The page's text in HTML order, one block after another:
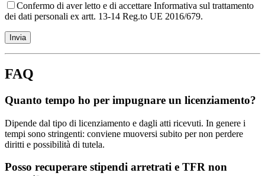
Confermo di aver letto e di accettare Informativa sul trattamento
dei dati personali ex artt. 13-14 Reg.to UE 2016/679.
FAQ
Quanto tempo ho per impugnare un licenziamento?
Dipende dal tipo di licenziamento e dagli atti ricevuti. In genere i
tempi sono stringenti: conviene muoversi subito per non perdere
diritti e possibilità di tutela.
Posso recuperare stipendi arretrati e TFR non